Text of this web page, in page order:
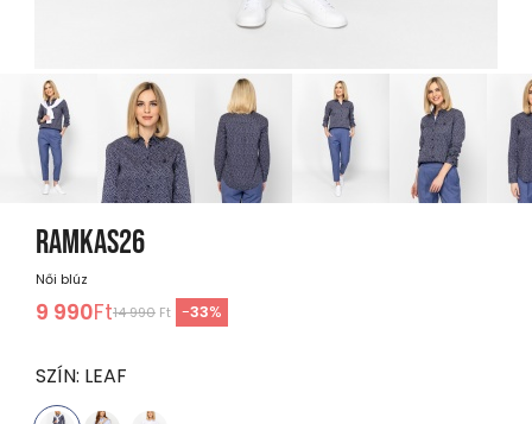
RAMKAS26
Női blúz
9 990Ft14 990 Ft -33%
SZÍN: LEAF